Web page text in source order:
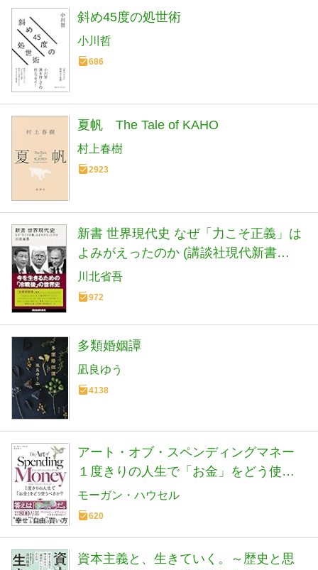
斜め45度の処世術
小川哲
686
夏帆 The Tale of KAHO
村上春樹
2923
新書 世界現代史 なぜ「力こそ正義」は
よみがえったのか (講談社現代新書
2798)
川北省吾
972
多類婚姻譚
凪良ゆう
4138
アート・オブ・スペンディングマネー
１度きりの人生で「お金」をどう使う
べきか？
モーガン・ハウセル
620
資本主義と、生きていく。～歴史と思